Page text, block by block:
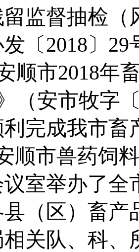
监督抽检（
发 〔2018〕 29
顺市2018年
（安市牧字
完成我市畜
顺市兽药饲
室举办了
（区）畜产
关队、科、